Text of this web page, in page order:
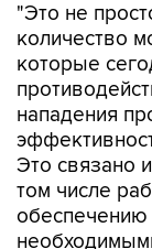
"Это не
количество
которые
нападения
Это связано
том числе
обеспечению